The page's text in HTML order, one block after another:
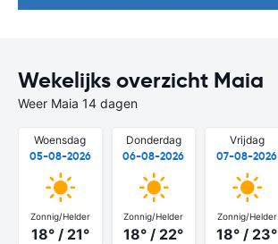
Wekelijks overzicht Maia
Weer Maia 14 dagen
Woensdag
05-08-2026
Zonnig/Helder
18° / 21°
Donderdag
06-08-2026
Zonnig/Helder
18° / 22°
Vrijdag
07-08-2026
Zonnig/Helder
18° / 23°